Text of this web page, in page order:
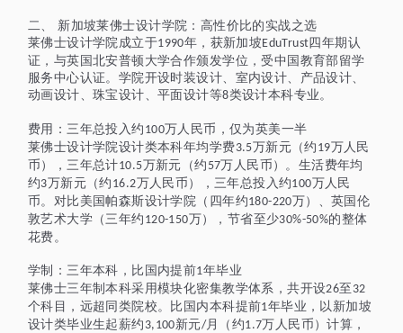
二、
新加坡莱佛士设计学院：高性价比的实战之选
莱佛士设计学院成立于1990年，获新加坡EduTrust四年期认
证，与英国北安普顿大学合作颁发学位，受中国教育部留学
服务中心认证。学院开设时装设计、室内设计、产品设计、
动画设计、珠宝设计、平面设计等8类设计本科专业。
费用：三年总投入约 100万人民币，仅为英美一半
莱佛士设计学院设计类本科年均学费3.5万新元（约 19万人民
币），三年总计10.5万新元（约 57万人民币）。生活费年均
约3万新元（约 16.2万人民币），三年总投入约100万人民
币。对比美国帕森斯设计学院（四年约180-220万）、英国伦
敦艺术大学（三年约 120-150万），节省至少30%-50%的整体
花费。
学制：三年本科，比国内提前1年毕业
莱佛士三年制本科采用模块化密集教学体系，共开设26至 32
个科目，远超同类院校。比国内本科提前1年毕业，以新加坡
设计类毕业生起薪约 3,100新元/月（约1.7万人民币）计算，